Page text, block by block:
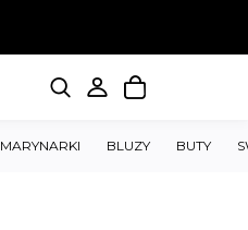
MARYNARKI BLUZY BUTY